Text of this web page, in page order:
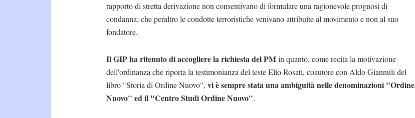
rapporto di stretta derivazione non consentivano di formulare una ragionevole prognosi di
condanna; che peraltro le condotte terroristiche venivano attribuite al movimento e non al suo
fondatore.
Il GIP ha ritenuto di accogliere la richiesta del PMin quanto, come recita la motivazione
dell'ordinanza che riporta la testimonianza del teste Elio Rosati, coautore con Aldo Giannuli del
libro "Storia di Ordine Nuovo", vi è sempre stata una ambiguità nelle denominazioni "Ordine
Nuovo" ed il "Centro Studi Ordine Nuovo".